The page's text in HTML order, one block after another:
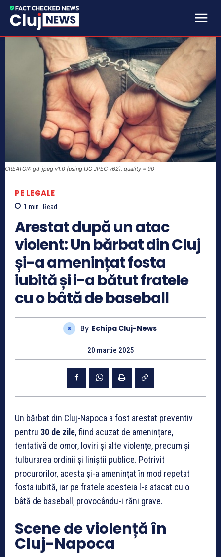
CREATOR: gd-jpeg v1.0 (using IJG JPEG v62), quality = 90
PE LEGALE
1 min. Read
Arestat după un atac
violent: Un bărbat din Cluj
și-a amenințat fosta
iubită și i-a bătut fratele
cu o bâtă de baseball
By Echipa Cluj-News
20 martie 2025
Un bărbat din Cluj-Napoca a fost arestat preventiv
pentru 30 de zile, fiind acuzat de amenințare,
tentativă de omor, loviri și alte violențe, precum și
tulburarea ordinii și liniștii publice. Potrivit
procurorilor, acesta și-a amenințat în mod repetat
fosta iubită, iar pe fratele acesteia l-a atacat cu o
bâtă de baseball, provocându-i răni grave.
Scene de violență în
Cluj-Napoca